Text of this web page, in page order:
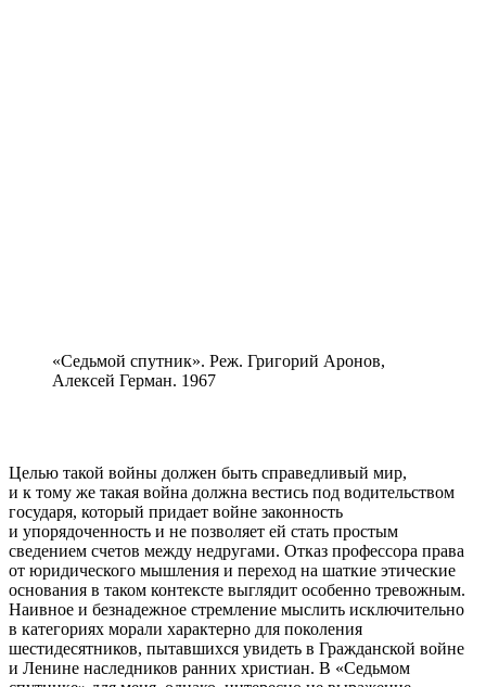
«Седьмой спутник». Реж. Григорий Аронов,
Алексей Герман. 1967
Целью такой войны должен быть справедливый мир,
и к тому же такая война должна вестись под водительством
государя, который придает войне законность
и упорядоченность и не позволяет ей стать простым
сведением счетов между недругами. Отказ профессора права
от юридического мышления и переход на шаткие этические
основания в таком контексте выглядит особенно тревожным.
Наивное и безнадежное стремление мыслить исключительно
в категориях морали характерно для поколения
шестидесятников, пытавшихся увидеть в Гражданской войне
и Ленине наследников ранних христиан. В «Седьмом